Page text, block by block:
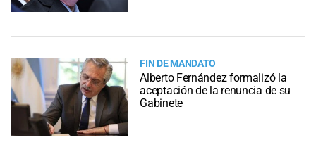
FIN DE MANDATO
Alberto Fernández formalizó la
aceptación de la renuncia de su
Gabinete